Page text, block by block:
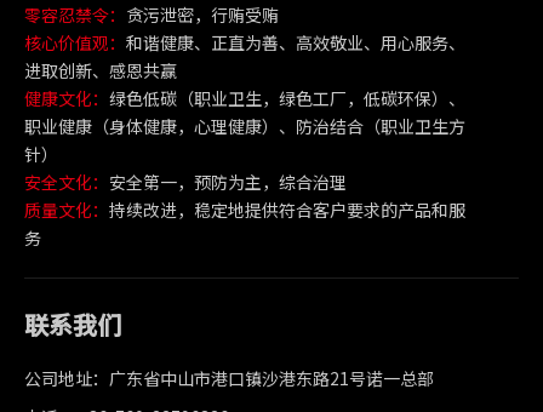
零容忍禁令： 贪污泄密，行贿受贿
核心价值观： 和谐健康、正直为善、高效敬业、用心服务、
进取创新、感恩共赢
健康文化： 绿色低碳（职业卫生，绿色工厂，低碳环保）、
职业健康（身体健康，心理健康）、防治结合（职业卫生方
针）
安全文化： 安全第一，预防为主，综合治理
质量文化： 持续改进，稳定地提供符合客户要求的产品和服
务
联系我们
公司地址：广东省中山市港口镇沙港东路21号诺一总部